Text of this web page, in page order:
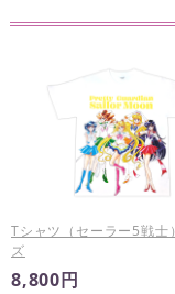
Tシャツ（セーラー5戦士
ズ
8,800円